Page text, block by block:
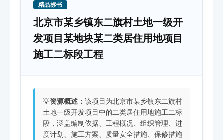
精品标书
北京市某乡镇东二旗村土地一级开
发项目某地块某二类居住用地项目
施工二标段工程
💡资源概述： 该项目为北京市某乡镇东二旗村
土地一级开发项目中的二类居住用地施工二标
段，涵盖编制依据、工程概况、组织管理、进
度计划、施工方案、质量安全措施、保修措施